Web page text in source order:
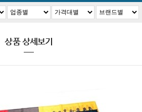
상품 상세보기